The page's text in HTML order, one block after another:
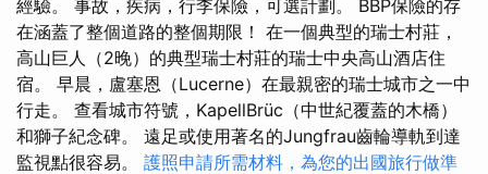
經驗。 事故，疾病，行李保險，可選計劃。 BBP保險的存
在涵蓋了整個道路的整個期限！ 在一個典型的瑞士村莊，
高山巨人（2晚）的典型瑞士村莊的瑞士中央高山酒店住
宿。 早晨，盧塞恩（Lucerne）在最親密的瑞士城市之一中
行走。 查看城市符號，KapellBrüc（中世紀覆蓋的木橋）
和獅子紀念碑。 遠足或使用著名的Jungfrau齒輪導軌到達
監視點很容易。 護照申請所需材料，為您的出國旅行做準